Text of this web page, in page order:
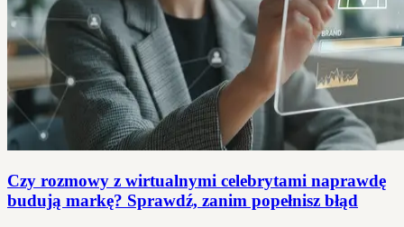
Czy rozmowy z wirtualnymi celebrytami naprawdę
budują markę? Sprawdź, zanim popełnisz błąd